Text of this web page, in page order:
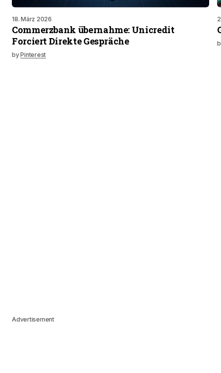
18. März 2026
Commerzbank übernahme: Unicredit
Forciert Direkte Gespräche
byPinterest
Advertisement